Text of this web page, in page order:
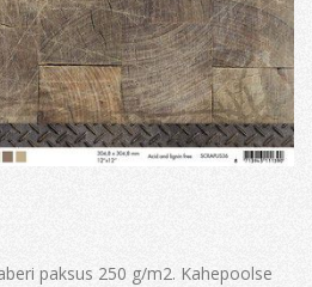
paksus 250 g/m2. Kahepoolse